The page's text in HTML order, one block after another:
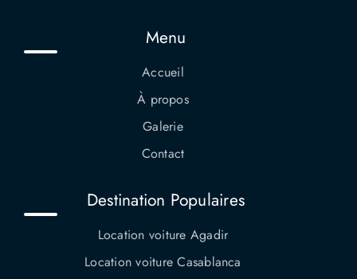
Menu
Accueil
À propos
Galerie
Contact
Destination Populaires
Location voiture Agadir
Location voiture Casablanca